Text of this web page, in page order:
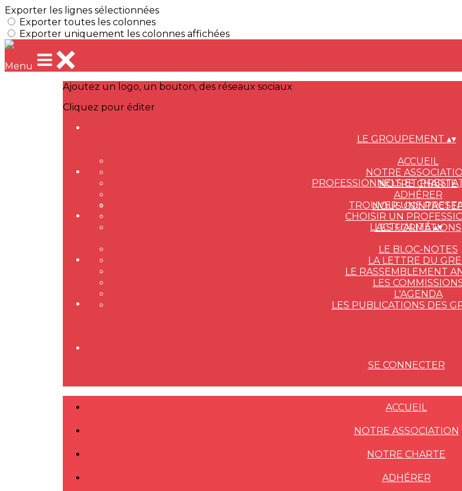
Exporter les lignes sélectionnées
Exporter toutes les colonnes
Exporter uniquement les colonnes affichées
Menu
Ajoutez un logo, un bouton, des réseaux sociaux
Cliquez pour éditer
LE GROUPEMENT ▴▾
ACCUEIL
NOTRE
NOTRE CHARTE
ADHÉRER
NOUS
PROFESSIONNELS ET
TROUVER UNE
CHOISIR UN
LES FORMATIONS
L'ACTUALITÉ▴▾
LE BLOC-NOTES
LA LETTRE DU
LE RASSEMBLEMENT
LES
L'AGENDA
LES PUBLICATIONS DES
SE CONNECTER
ACCUEIL
NOTRE ASSOCIATION
NOTRE CHARTE
ADHÉRER